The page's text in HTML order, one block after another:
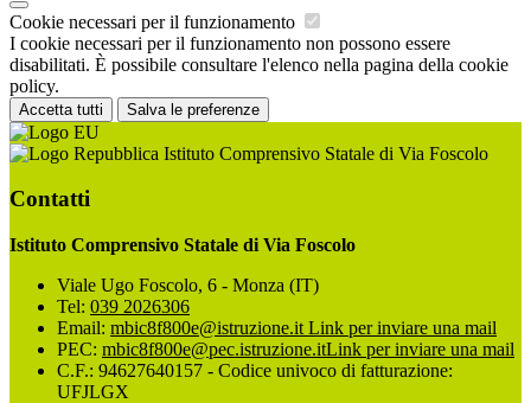
Cookie necessari per il funzionamento
I cookie necessari per il funzionamento non possono essere
disabilitati. È possibile consultare l'elenco nella pagina della cookie
policy.
Accetta tutti Salva le preferenze
Istituto Comprensivo Statale di Via Foscolo
Contatti
Istituto Comprensivo Statale di Via Foscolo
Viale Ugo Foscolo, 6 - Monza (IT)
Tel: 039 2026306
Email: mbic8f800e@istruzione.it Link per inviare una mail
PEC: mbic8f800e@pec.istruzione.itLink per inviare una mail
C.F.: 94627640157 - Codice univoco di fatturazione:
UFJLGX